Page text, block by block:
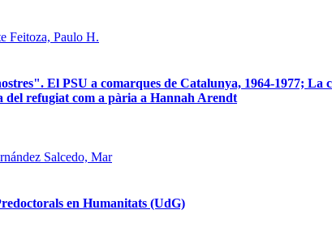
Feitoza, Paulo H.
El PSU a comarques de Catalunya, 1964-1977;
del refugiat com a pària a Hannah Arendt
Salcedo, Mar
en Humanitats (UdG)